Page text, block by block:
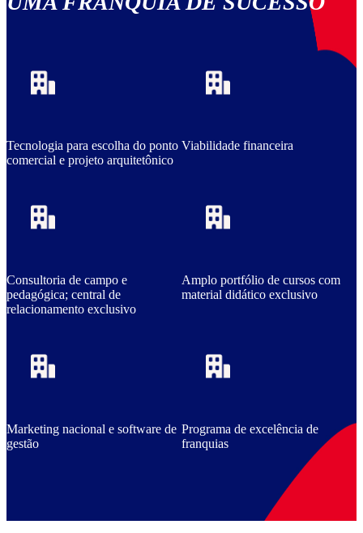
Tecnologia para escolha do ponto
comercial e projeto arquitetônico
Viabilidade financeira
Consultoria de campo e
pedagógica; central de
relacionamento exclusivo
Amplo portfólio de cursos com
material didático exclusivo
Marketing nacional e software de
gestão
Programa de excelência de
franquias